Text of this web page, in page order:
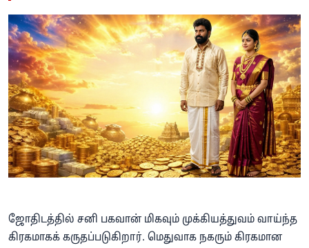
ஜோதிடத்தில் சனி பகவான் மிகவும் முக்கியத்துவம் வாய்ந்த
கிரகமாகக் கருதப்படுகிறார். மெதுவாக நகரும் கிரகமான